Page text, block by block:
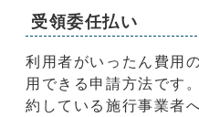
受領委任払い
利用者がいったん費用
用できる申請方法です
約している施行事業者